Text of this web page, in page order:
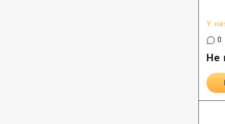
У
0
Не